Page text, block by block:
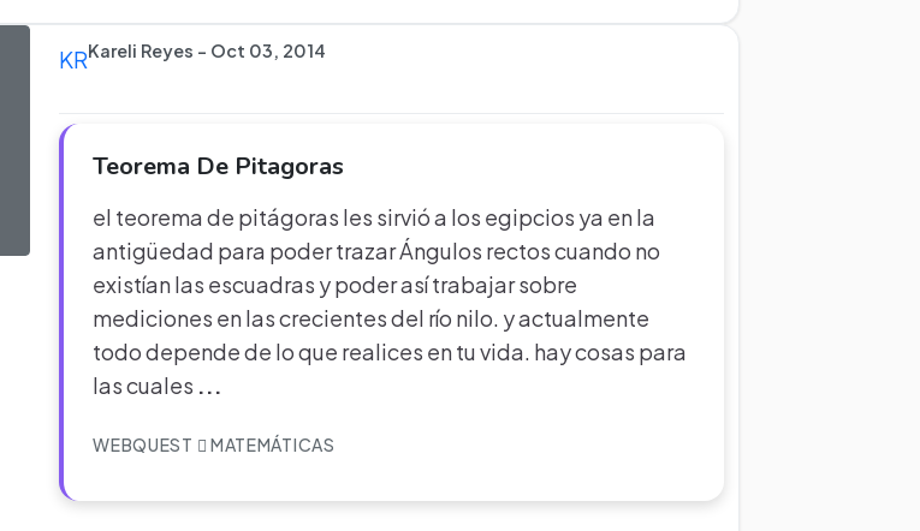
KRKareli Reyes - Oct 03, 2014
Teorema De Pitagoras
el teorema de pitágoras les sirvió a los egipcios ya en la
antigüedad para poder trazar Ángulos rectos cuando no
existían las escuadras y poder así trabajar sobre
mediciones en las crecientes del río nilo. y actualmente
todo depende de lo que realices en tu vida. hay cosas para
las cuales ...
WEBQUEST MATEMÁTICAS